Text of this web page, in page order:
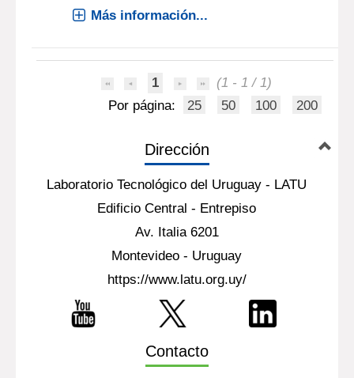
Más información...
1
(1 - 1 / 1)
Por página:
25 50 100 200
Dirección
Laboratorio Tecnológico del Uruguay - LATU
Edificio Central - Entrepiso
Av. Italia 6201
Montevideo - Uruguay
https://www.latu.org.uy/
Contacto